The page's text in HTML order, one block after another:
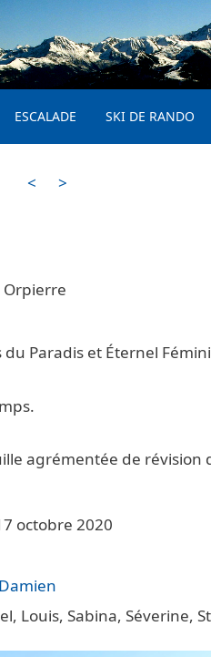
Aller au contenu principal
ESCALADE SKI DE RANDO
< >
Orpierre
du Paradis et Éternel
agrémentée de révision
octobre 2020
Louis, Sabina, Séverine,